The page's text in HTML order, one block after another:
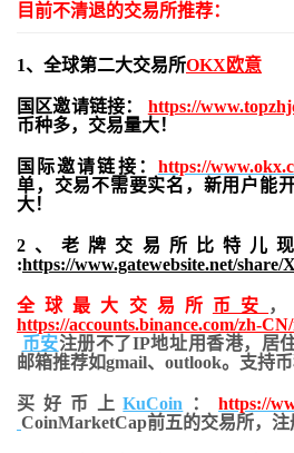
目前不清退的交易所推荐：
1、全球第二大交易所OKX欧意
国区邀请链接： https://
币种多，交易量大！
国际邀请链接： https://
单，交易不需要实名，新用户能开
大！
2、老牌交易所比特儿
:https://www.gatewebsite.net/share/
全球最大交易所 币安
https://accounts.binance.com/zh-
币安注册不了IP地址用香港，居
邮箱推荐如gmail、outlook。支持币
买好币上KuCoin ：https://
CoinMarketCap前五的交易所，注